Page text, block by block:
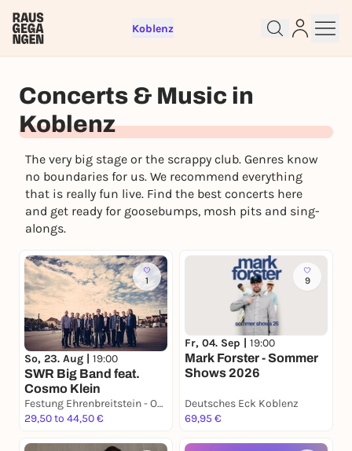
Koblenz
Concerts & Music in
Koblenz
The very big stage or the scrappy club. Genres know
no boundaries for us. We recommend everything
that is really fun live. Find the best concerts here
and get ready for goosebumps, mosh pits and sing-
alongs.
1
So, 23. Aug | 19:00
SWR Big Band feat.
Cosmo Klein
Festung Ehrenbreitstein - Open Air
29,50 to 44,50 €
9
Fr, 04. Sep | 19:00
Mark Forster - Sommer
Shows 2026
Deutsches Eck Koblenz
69,95 €
Sign up for free and get started
right away
To like events, follow pages, or participate in
REGISTER FOR FREE NOW
You already have an account? Log in now